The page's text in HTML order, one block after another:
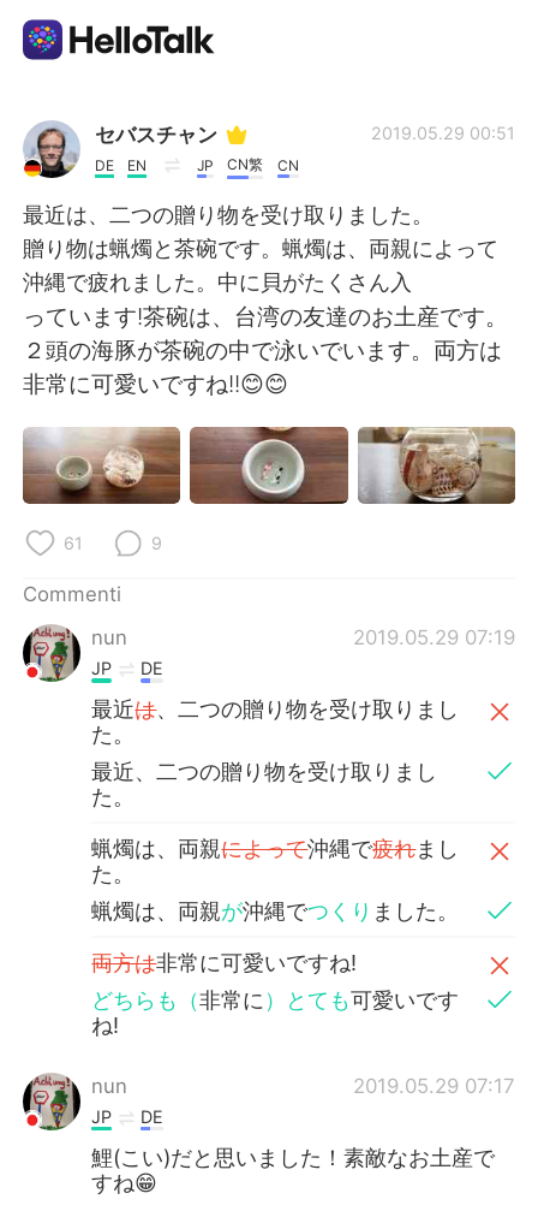
App di scambio linguistico
AI Grammar Checker
Italiano
English 简体中文
繁體中文 Español
العربية Français
Deutsch
한국어
ไทย
Türkçe Tiếng Việt
Português
セバスチャン
DE EN JP CN繁 CN
2019.05.29 00:51
最近は、二つの贈り物を受け取りました。
贈り物は蝋燭と茶碗です。蝋燭は、両親によって
沖縄で疲れました。中に貝がたくさん入
っています!茶碗は、台湾の友達のお土産です。
２頭の海豚が茶碗の中で泳いでいます。両方は
非常に可愛いですね!!😊😊
61 9
Commenti
nun
2019.05.29 07:19
JP DE
最近は、二つの贈り物を受け取りまし
た。
最近、二つの贈り物を受け取りまし
た。
蝋燭は、両親によって沖縄で疲れまし
た。
蝋燭は、両親が沖縄でつくり ました。
両方は非常に可愛いですね!
どちらも（非常に ）とても可愛いです
ね!
nun 2019.05.29 07:17
JP DE
鯉(こい)だと思いました！素敵なお土産で
すね😁